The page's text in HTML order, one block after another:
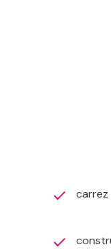
241 kWh/m²/an
ce bien est
carrez